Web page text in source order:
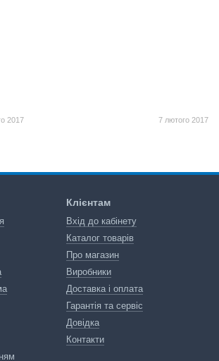
2017 7 лютого 2017
Клієнтам
Вхід до кабінету
Каталог товарів
Про магазин
Виробники
Доставка і оплата
Гарантія та сервіс
Довідка
Контакти